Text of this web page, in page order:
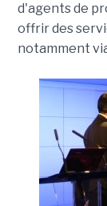
d'agents de
offrir des
notamment